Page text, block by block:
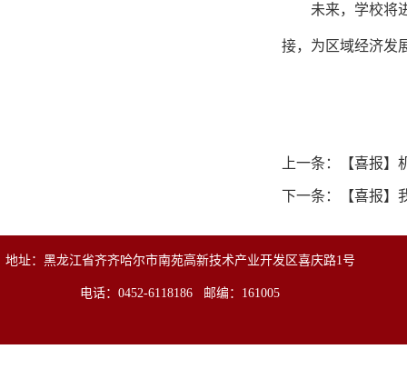
未来，学校将
接，为区域经济发
上一条： 【喜报
下一条： 【喜报
地址：黑龙江省齐齐哈尔市南苑高新技术产业开发区喜庆路1号
电话：0452-6118186 邮编：161005